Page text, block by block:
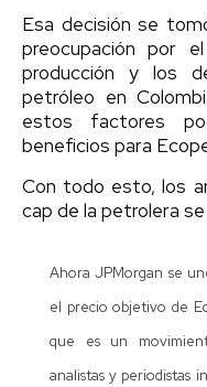
Esa decisión se
preocupación por
producción y los
petróleo en
estos factores
beneficios para
Con todo esto, los
cap de la petrolera
Ahora JPMorgan se
el precio objetivo de
que es un
analistas y periodistas